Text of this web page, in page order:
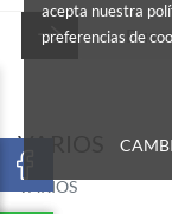
acepta nuestra
preferencias de
VARIOS
VARIOS